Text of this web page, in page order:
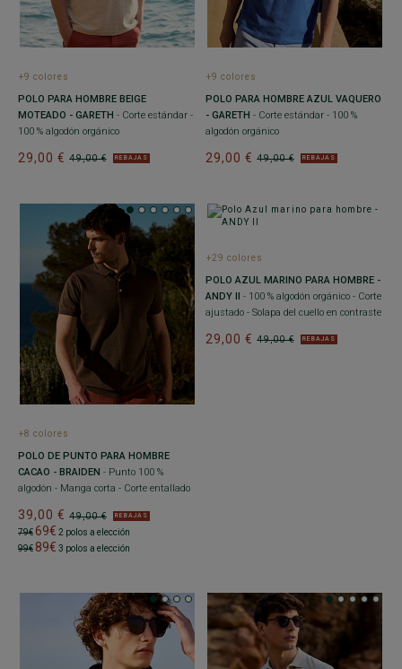
+9 colores
POLO PARA HOMBRE BEIGE
MOTEADO - GARETH - Corte estándar -
100 % algodón orgánico
49,00 €
29,00 € REBAJAS
+9 colores
POLO PARA HOMBRE AZUL VAQUERO
- GARETH - Corte estándar - 100 %
algodón orgánico
49,00 €
29,00 € REBAJAS
+8 colores
POLO DE PUNTO PARA HOMBRE
CACAO - BRAIDEN - Punto 100 %
algodón - Manga corta - Corte entallado
49,00 €
39,00 € REBAJAS
79€69€ 2 polos a elección
99€ 89€ 3 polos a elección
+29 colores
POLO AZUL MARINO PARA HOMBRE -
ANDY II - 100 % algodón orgánico - Corte
ajustado - Solapa del cuello en contraste
49,00 €
29,00 € REBAJAS